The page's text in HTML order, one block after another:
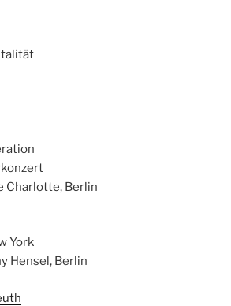
Charlotte, Berlin
York
Hensel, Berlin